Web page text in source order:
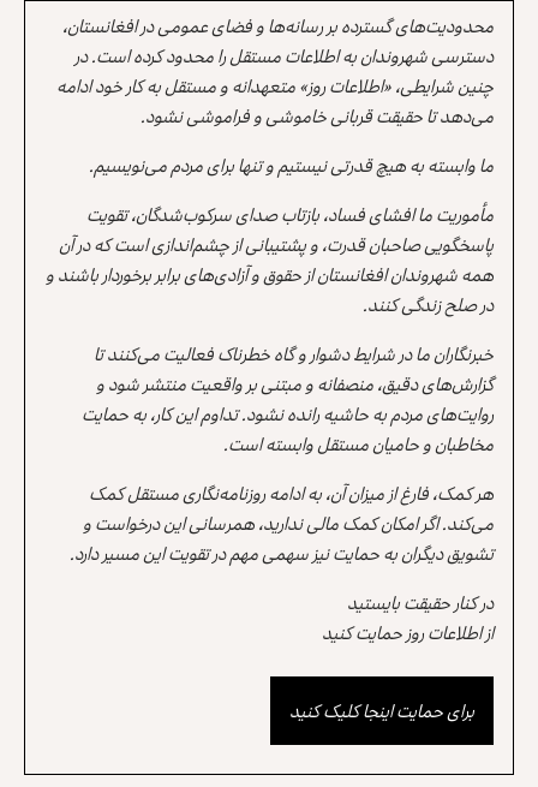
محدودیت‌های گسترده بر رسانه‌ها و فضای عمومی در افغانستان،
دسترسی شهروندان به اطلاعات مستقل را محدود کرده است. در
چنین شرایطی، «اطلاعات روز» متعهدانه و مستقل به کار خود ادامه
می‌دهد تا حقیقت قربانی خاموشی و فراموشی نشود.
ما وابسته به هیچ قدرتی نیستیم و تنها برای مردم می‌نویسیم.
مأموریت ما افشای فساد، بازتاب صدای سرکوب‌شدگان، تقویت
پاسخگویی صاحبان قدرت، و پشتیبانی از چشم‌اندازی است که در آن
همه شهروندان افغانستان از حقوق و آزادی‌های برابر برخوردار باشند و
در صلح زندگی کنند.
خبرنگاران ما در شرایط دشوار و گاه خطرناک فعالیت می‌کنند تا
گزارش‌های دقیق، منصفانه و مبتنی بر واقعیت منتشر شود و
روایت‌های مردم به حاشیه رانده نشود. تداوم این کار، به حمایت
مخاطبان و حامیان مستقل وابسته است.
هر کمک، فارغ از میزان آن، به ادامه روزنامه‌نگاری مستقل کمک
می‌کند. اگر امکان کمک مالی ندارید، همرسانی این درخواست و
تشویق دیگران به حمایت نیز سهمی مهم در تقویت این مسیر دارد.
در کنار حقیقت بایستید
از اطلاعات روز حمایت کنید
برای حمایت اینجا کلیک کنید